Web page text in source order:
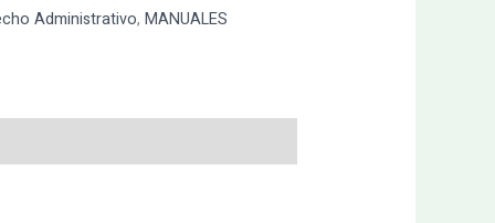
Administrativo,MANUALES